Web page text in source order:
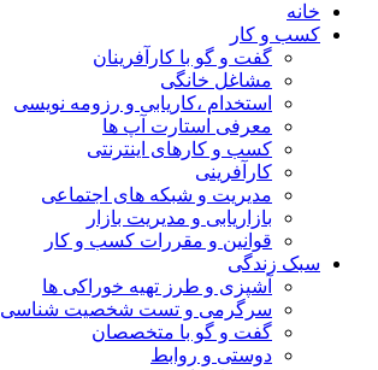
خانه
کسب و کار
گفت و گو با کارآفرینان
مشاغل خانگی
استخدام ،کاریابی و رزومه نویسی
معرفی استارت آپ ها
کسب و کارهای اینترنتی
کارآفرینی
مدیریت و شبکه های اجتماعی
بازاریابی و مدیریت بازار
قوانین و مقررات کسب و کار
سبک زندگی
آشپزی و طرز تهیه خوراکی ها
سرگرمی و تست شخصیت شناسی
گفت و گو با متخصصان
دوستی و روابط